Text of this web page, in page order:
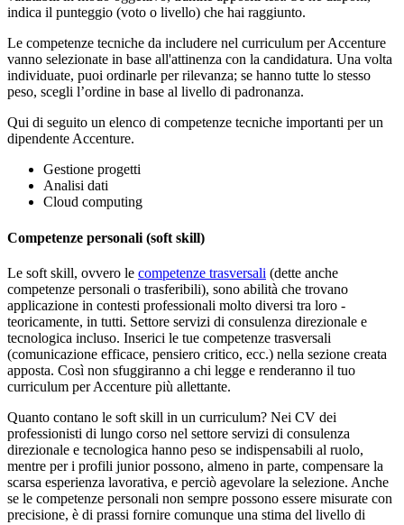
indica il punteggio (voto o livello) che hai raggiunto.
Le competenze tecniche da includere nel curriculum per Accenture
vanno selezionate in base all'attinenza con la candidatura. Una volta
individuate, puoi ordinarle per rilevanza; se hanno tutte lo stesso
peso, scegli l’ordine in base al livello di padronanza.
Qui di seguito un elenco di competenze tecniche importanti per un
dipendente Accenture.
Gestione progetti
Analisi dati
Cloud computing
Competenze personali (soft skill)
Le soft skill, ovvero le competenze trasversali (dette anche
competenze personali o trasferibili), sono abilità che trovano
applicazione in contesti professionali molto diversi tra loro -
teoricamente, in tutti. Settore servizi di consulenza direzionale e
tecnologica incluso. Inserici le tue competenze trasversali
(comunicazione efficace, pensiero critico, ecc.) nella sezione creata
apposta. Così non sfuggiranno a chi legge e renderanno il tuo
curriculum per Accenture più allettante.
Quanto contano le soft skill in un curriculum? Nei CV dei
professionisti di lungo corso nel settore servizi di consulenza
direzionale e tecnologica hanno peso se indispensabili al ruolo,
mentre per i profili junior possono, almeno in parte, compensare la
scarsa esperienza lavorativa, e perciò agevolare la selezione. Anche
se le competenze personali non sempre possono essere misurate con
precisione, è di prassi fornire comunque una stima del livello di